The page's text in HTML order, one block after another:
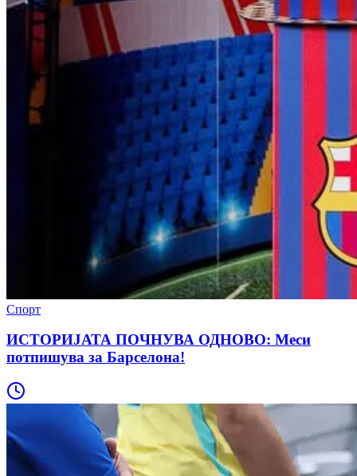
Спорт
ИСТОРИЈАТА ПОЧНУВА ОДНОВО: Меси
потпишува за Барселона!